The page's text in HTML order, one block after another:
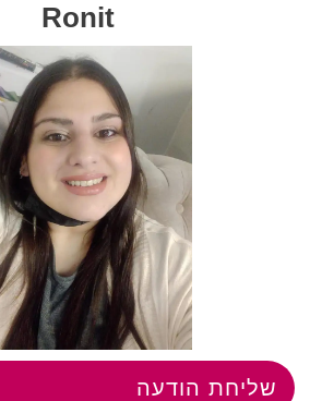
Ronit
שליחת הודעה